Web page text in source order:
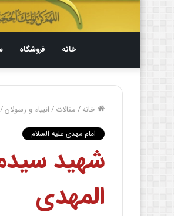
خانه فروشگاه
خانه/مقالات/انبیاء و رسولان/
امام مهدی علیه السلام
شهید
المهدى